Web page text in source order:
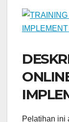
Pelatihan ini